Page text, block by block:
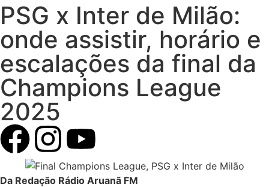
PSG x Inter de Milão:
onde assistir, horário e
escalações da final da
Champions League
2025
Da Redação Rádio Aruanã FM